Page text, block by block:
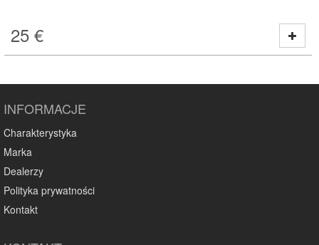
25 €
INFORMACJE
Charakterystyka
Marka
Dealerzy
Polityka prywatności
Kontakt